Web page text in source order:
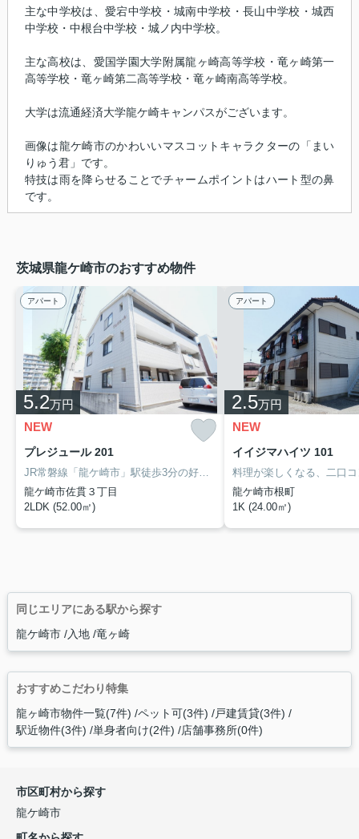
主な中学校は、愛宕中学校・城南中学校・長山中学校・城西
中学校・中根台中学校・城ノ内中学校。
主な高校は、愛国学園大学附属龍ヶ崎高等学校・竜ヶ崎第一
高等学校・竜ヶ崎第二高等学校・竜ヶ崎南高等学校。
大学は流通経済大学龍ケ崎キャンパスがございます。
画像は龍ケ崎市のかわいいマスコットキャラクターの「まい
りゅう君」です。
特技は雨を降らせることでチャームポイントはハート型の鼻
です。
茨城県龍ケ崎市のおすすめ物件
アパート
5.2万円
NEW
プレジュール 201
龍ケ崎市佐貫３丁目
2LDK (52.00㎡)
アパート
2.5万円
NEW
イイジマハイツ 101
龍ケ崎市根町
1K (24.00㎡)
同じエリアにある駅から探す
龍ケ崎市 入地 竜ヶ崎
おすすめこだわり特集
龍ヶ崎市物件一覧(7件) ペット可(3件) 戸建賃貸(3件)
駅近物件(3件) 単身者向け(2件) 店舗事務所(0件)
市区町村から探す
龍ケ崎市